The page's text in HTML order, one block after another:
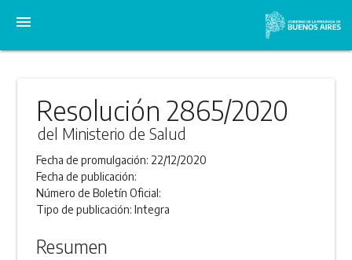
menu
Resolución 2865/2020
del Ministerio de Salud
Fecha de promulgación: 22/12/2020
Fecha de publicación:
Número de Boletín Oficial:
Tipo de publicación:Integra
Resumen